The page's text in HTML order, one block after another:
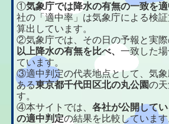
①気象庁では降水の有無の一致を
社の「適中率」は気象庁による検
算出しています。
②気象庁では、その日の予報と実
以上降水の有無を比べ、一致した
ています。
③適中判定の代表地点として、気
ある東京都千代田区北の丸公園の
す。
④本サイトでは、各社が公開して
の適中判定の結果を比較しています